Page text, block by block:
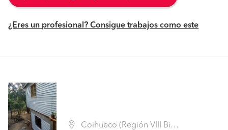
¿Eres un profesional? Consigue trabajos como este
Coihueco (Región VIII Biobío - Ñuble)